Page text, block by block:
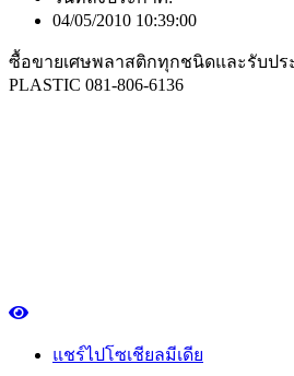
04/05/2010 10:39:00
ซื้อขายเศษพลาสติกทุกชนิดและรับปร
PLASTIC 081-806-6136
แชร์ไปโซเชียลมีเดีย